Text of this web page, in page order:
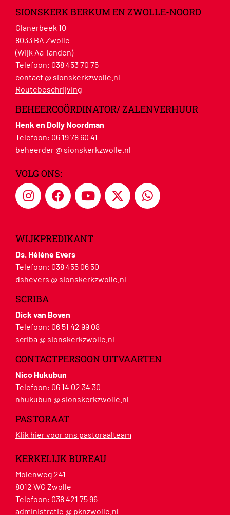
SIONSKERK BERKUM EN ZWOLLE-NOORD
Glanerbeek 10
8033 BA Zwolle
(Wijk Aa-landen)
Telefoon: 038 453 70 75
contact @ sionskerkzwolle.nl
Routebeschrijving
BEHEERCOÖRDINATOR/ ZALENVERHUUR
Henk en Dolly Noordman
Telefoon: 06 19 78 60 41
beheerder @ sionskerkzwolle.nl
VOLG ONS:
WIJKPREDIKANT
Ds. Hélène Evers
Telefoon: 038 455 06 50
dshevers @ sionskerkzwolle.nl
SCRIBA
Dick van Boven
Telefoon: 06 51 42 99 08
scriba @ sionskerkzwolle.nl
CONTACTPERSOON UITVAARTEN
Nico Hukubun
Telefoon: 06 14 02 34 30
nhukubun @ sionskerkzwolle.nl
PASTORAAT
Klik hier voor ons pastoraalteam
KERKELIJK BUREAU
Molenweg 241
8012 WG Zwolle
Telefoon: 038 421 75 96
administratie @ pknzwolle.nl